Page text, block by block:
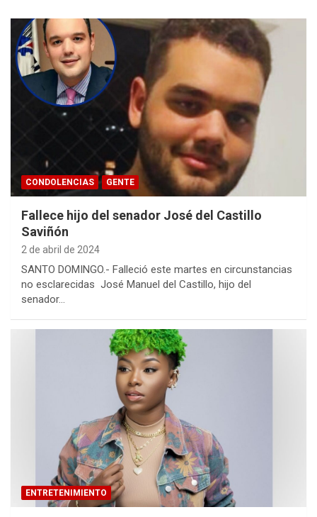
CONDOLENCIAS GENTE
Fallece hijo del senador José del Castillo
Saviñón
2 de abril de 2024
SANTO DOMINGO.- Falleció este martes en circunstancias
no esclarecidas José Manuel del Castillo, hijo del
senador…
ENTRETENIMIENTO